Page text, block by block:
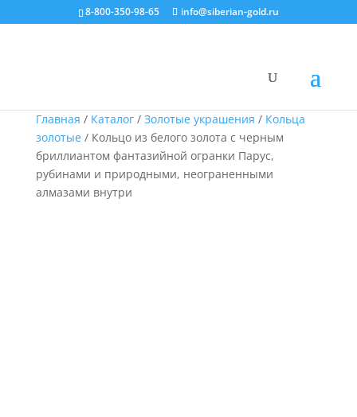
8-800-350-98-65 info@siberian-gold.ru
Главная / Каталог/ Золотые украшения / Кольца
золотые/ Кольцо из белого золота с черным
бриллиантом фантазийной огранки Парус,
рубинами и природными, неограненными
алмазами внутри